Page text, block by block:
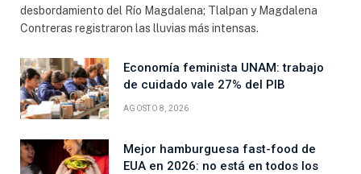
desbordamiento del Río Magdalena; Tlalpan y Magdalena
Contreras registraron las lluvias más intensas.
Economía feminista UNAM: trabajo
de cuidado vale 27% del PIB
AGOSTO 8, 2026
Mejor hamburguesa fast-food de
EUA en 2026: no está en todos los